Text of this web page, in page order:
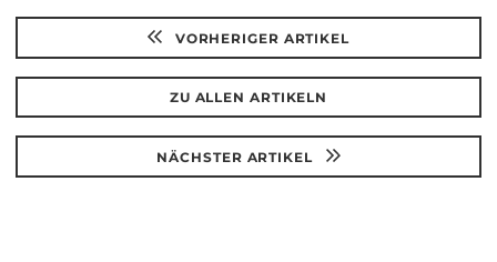
VORHERIGER ARTIKEL
ZU ALLEN ARTIKELN
NÄCHSTER ARTIKEL